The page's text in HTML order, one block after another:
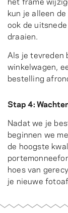
kun je alleen
ook de
draaien.
Als je tevreden
winkelwagen,
bestelling
Stap 4:
Nadat we je
beginnen we
de hoogste
hoes van
je nieuwe